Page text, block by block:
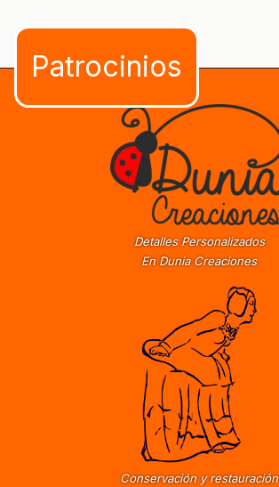
Detalles Personalizados
En Dunia Creaciones
Conservación y restauración